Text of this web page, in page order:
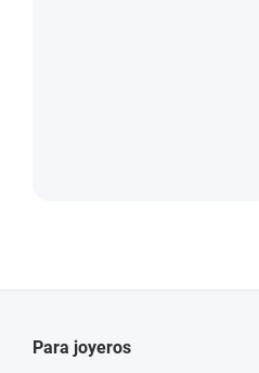
Para joyeros